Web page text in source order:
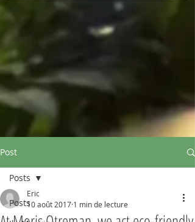
Post
Posts
Posts
Eric
10 août 2017 1 min de lecture